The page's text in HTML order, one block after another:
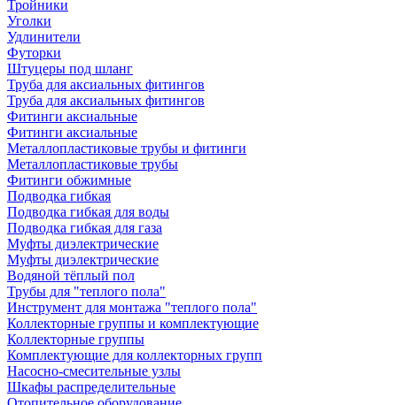
Тройники
Уголки
Удлинители
Футорки
Штуцеры под шланг
Труба для аксиальных фитингов
Труба для аксиальных фитингов
Фитинги аксиальные
Фитинги аксиальные
Металлопластиковые трубы и фитинги
Металлопластиковые трубы
Фитинги обжимные
Подводка гибкая
Подводка гибкая для воды
Подводка гибкая для газа
Муфты диэлектрические
Муфты диэлектрические
Водяной тёплый пол
Трубы для "теплого пола"
Инструмент для монтажа "теплого пола"
Коллекторные группы и комплектующие
Коллекторные группы
Комплектующие для коллекторных групп
Насосно-смесительные узлы
Шкафы распределительные